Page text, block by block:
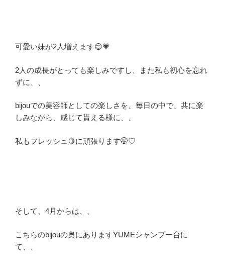
可愛い妹が2人増えます😌💗
2人の成長がとっても楽しみですし、また私も初心を忘れ
ずに、、
bijouでの美容師としての楽しさを、毎日の中で、共に楽
しみながら、感じて貰える様に、、
私もフレッシュ🍋に頑張ります🤭♡
そして、4月からは、、
こちらのbijouの奥にありますYUMEシャンプー台に
て、、